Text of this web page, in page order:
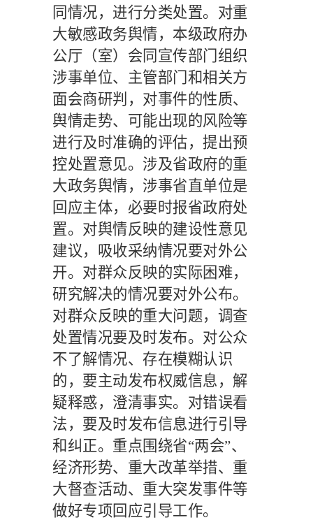
同情况，进行分类处置。对重
大敏感政务舆情，本级政府办
公厅（室）会同宣传部门组织
涉事单位、主管部门和相关方
面会商研判，对事件的性质、
舆情走势、可能出现的风险等
进行及时准确的评估，提出预
控处置意见。涉及省政府的重
大政务舆情，涉事省直单位是
回应主体，必要时报省政府处
置。对舆情反映的建设性意见
建议，吸收采纳情况要对外公
开。对群众反映的实际困难，
研究解决的情况要对外公布。
对群众反映的重大问题，调查
处置情况要及时发布。对公众
不了解情况、存在模糊认识
的，要主动发布权威信息，解
疑释惑，澄清事实。对错误看
法，要及时发布信息进行引导
和纠正。重点围绕省“两会”、
经济形势、重大改革举措、重
大督查活动、重大突发事件等
做好专项回应引导工作。